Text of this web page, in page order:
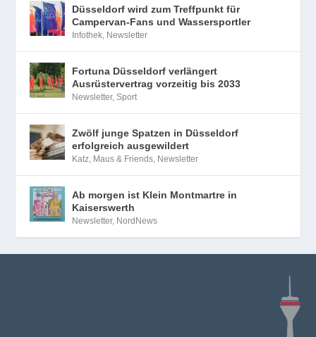
Düsseldorf wird zum Treffpunkt für
Campervan-Fans und Wassersportler
Infothek, Newsletter
Fortuna Düsseldorf verlängert
Ausrüstervertrag vorzeitig bis 2033
Newsletter,Sport
Zwölf junge Spatzen in Düsseldorf
erfolgreich ausgewildert
Katz, Maus & Friends, Newsletter
Ab morgen ist Klein Montmartre in
Kaiserswerth
Newsletter, NordNews